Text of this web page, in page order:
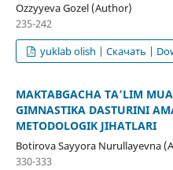
Ozzyyeva Gozel (Author)
235-242
yuklab olish | Скачать |
MAKTABGACHA TA’LIM
GIMNASTIKA DASTURINI
METODOLOGIK JIHATLARI
Botirova Sayyora Nurullayevna
330-333